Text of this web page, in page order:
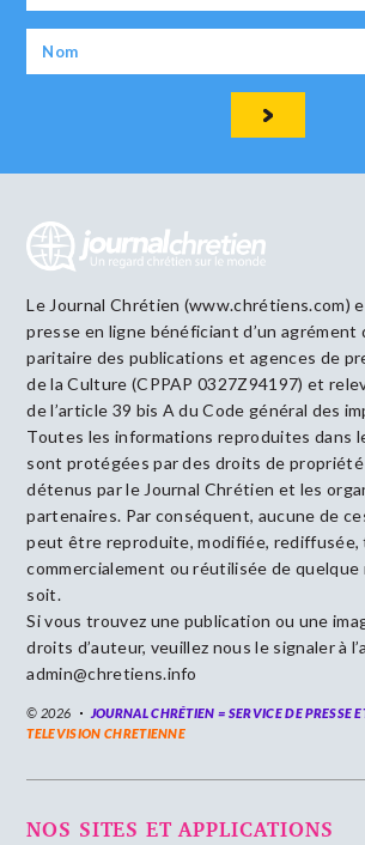
Le Journal Chrétien (www.chrétiens.com)
presse en ligne bénéficiant d’un agrément
paritaire des publications et agences de
de la Culture (CPPAP 0327Z94197) et
de l’article 39 bis A du Code général des
Toutes les informations reproduites dans
sont protégées par des droits de
détenus par le Journal Chrétien et les
partenaires. Par conséquent, aucune de
peut être reproduite, modifiée,
commercialement ou réutilisée de quelque
soit.
Si vous trouvez une publication ou une
droits d’auteur, veuillez nous le signaler à
admin@chretiens.info
© 2026 JOURNAL CHRÉTIEN = SERVICE DE PRESSE
TELEVISION CHRETIENNE
NOS SITES ET APPLICATIONS